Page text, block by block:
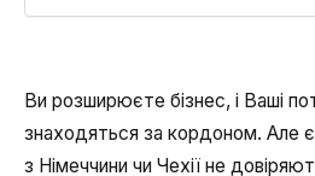
Автоматизація
Автоматична система
дзвінків
Ви розширюєте бізнес, і Ваші
знаходяться за кордоном. Але є
з Німеччини чи Чехії не